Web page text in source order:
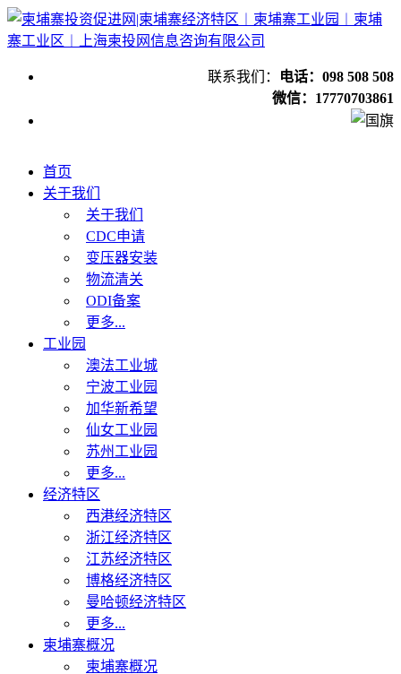
联系我们：
电话：098 508 508
微信：17770703861
首页
关于我们
关于我们
CDC申请
变压器安装
物流清关
ODI备案
更多...
工业园
澳法工业城
宁波工业园
加华新希望
仙女工业园
苏州工业园
更多...
经济特区
西港经济特区
浙江经济特区
江苏经济特区
博格经济特区
曼哈顿经济特区
更多...
柬埔寨概况
柬埔寨概况